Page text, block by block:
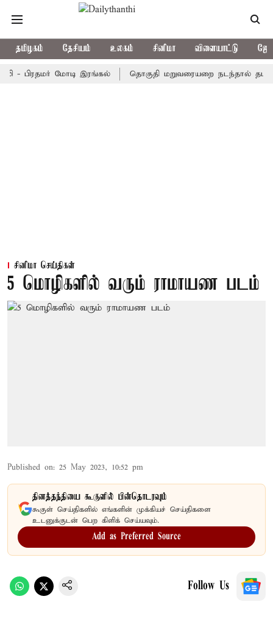
தமிழகம் தேசியம் உலகம் சினிமா விளையாட்டு
மோடி இரங்கல் தொகுதி மறுவரையறை நடந்தால் தமிழக
சினிமா செய்திகள்
5 மொழிகளில் வரும் ராமாயண படம்
Published on: 25 May 2023, 10:52 pm
தினத்தந்தியை கூகுளில் பின்தொடரவும்
கூகுள் செய்திகளில் எங்களின் முக்கியச் செய்திகளை
உடனுக்குடன் பெற கிளிக் செய்யவும்.
Add as Preferred Source
Follow Us